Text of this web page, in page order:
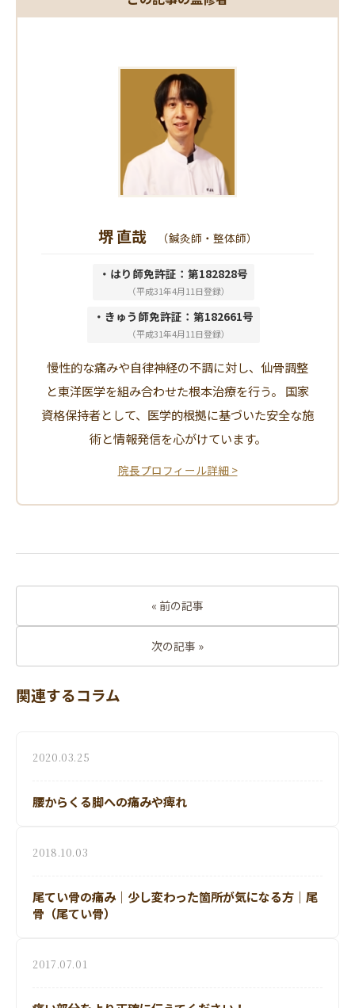
堺 直哉 （鍼灸師・整体師）
・はり師免許証：第182828号
（平成31年4月11日登録）
・きゅう師免許証：第182661号
（平成31年4月11日登録）
慢性的な痛みや自律神経の不調に対し、仙骨調整
と東洋医学を組み合わせた根本治療を行う。 国家
資格保持者として、医学的根拠に基づいた安全な施
術と情報発信を心がけています。
院長プロフィール詳細 >
« 前の記事
次の記事 »
関連するコラム
2020.03.25
腰からくる脚への痛みや痺れ
2018.10.03
尾てい骨の痛み｜少し変わった箇所が気になる方｜尾
骨（尾てい骨）
2017.07.01